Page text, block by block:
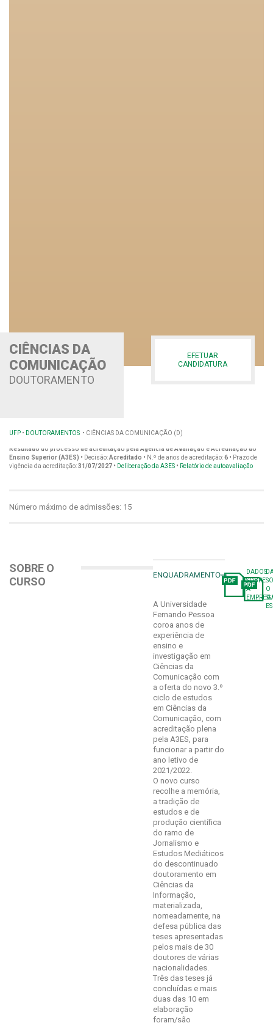
CIÊNCIAS DA
COMUNICAÇÃO
DOUTORAMENTO
EFETUAR
CANDIDATURA
UFP • DOUTORAMENTOS • CIÊNCIAS DA COMUNICAÇÃO (D)
Resultado do processo de acreditação pela Agência de Avaliação e Acreditação do
Ensino Superior (A3ES) • Decisão:Acreditado • N.º de anos de acreditação:6 • Prazo de
vigência da acreditação:31/07/2027 • Deliberação da A3ES • Relatório de autoavaliação
Número máximo de admissões: 15
SOBRE O
CURSO
ENQUADRAMENTO
A Universidade
Fernando Pessoa
coroa anos de
experiência de
ensino e
investigação em
Ciências da
Comunicação com
a oferta do novo 3.º
ciclo de estudos
em Ciências da
Comunicação, com
acreditação plena
pela A3ES, para
funcionar a partir do
ano letivo de
2021/2022.
O novo curso
recolhe a memória,
a tradição de
estudos e de
produção científica
do ramo de
Jornalismo e
Estudos Mediáticos
do descontinuado
doutoramento em
Ciências da
Informação,
materializada,
nomeadamente, na
defesa pública das
teses apresentadas
pelos mais de 30
doutores de várias
nacionalidades.
Três das teses já
concluídas e mais
duas das 10 em
elaboração
foram/são
DADOS
SOBRE
A
O